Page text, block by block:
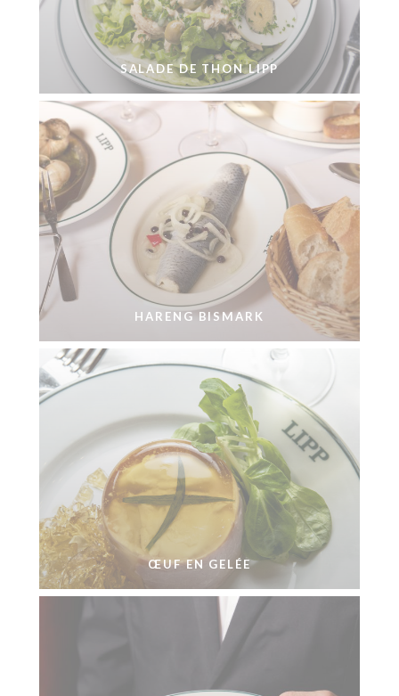
SALADE DE THON LIPP
HARENG BISMARK
ŒUF EN GELÉE